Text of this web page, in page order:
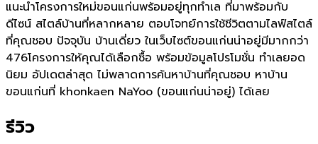
แนะนำโครงการใหม่ขอนแก่นพร้อมอยู่ทุกทำเล ที่มาพร้อมกับ
ดีไซน์ สไตล์บ้านที่หลากหลาย ตอบโจทย์การใช้ชีวิตตามไลฟ์สไตล์
ที่คุณชอบ ปัจจุบัน บ้านเดี่ยว ในเว็บไซต์ขอนแก่นน่าอยู่มีมากกว่า
476โครงการให้คุณได้เลือกซื้อ พร้อมข้อมูลโปรโมชั่น ทำเลยอด
นิยม อัปเดตล่าสุด ไม่พลาดการค้นหาบ้านที่คุณชอบ หาบ้าน
ขอนแก่นที่ khonkaen NaYoo (ขอนแก่นน่าอยู่) ได้เลย
รีวิว